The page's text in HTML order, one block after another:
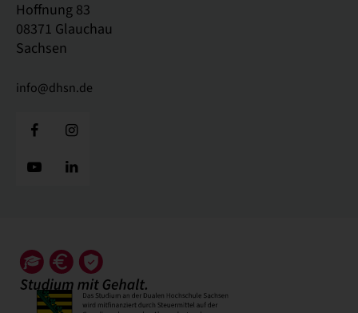
Hoffnung 83
08371 Glauchau
Sachsen
info@dhsn.de